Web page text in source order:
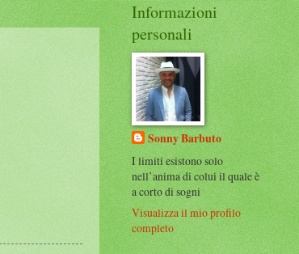
Informazioni
personali
Sonny Barbuto
I limiti esistono solo
nell’anima di colui il quale è
a corto di sogni
Visualizza il mio profilo
completo